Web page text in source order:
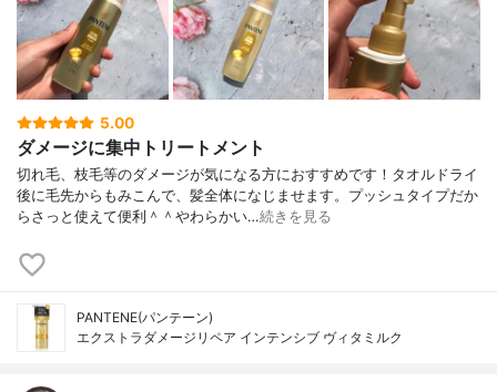
5.00
ダメージに集中トリートメント
切れ毛、枝毛等のダメージが気になる方におすすめです！タオルドライ
後に毛先からもみこんで、髪全体になじませます。プッシュタイプだか
らさっと使えて便利＾＾やわらかい…続きを見る
PANTENE(パンテーン)
エクストラダメージリペア インテンシブ ヴィタミルク